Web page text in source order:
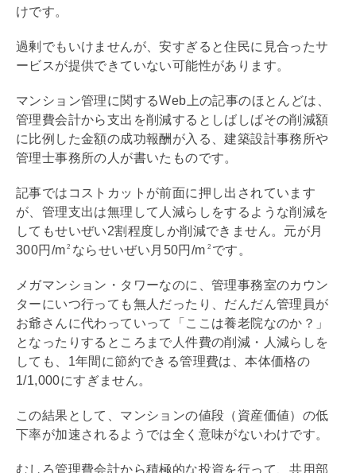
けです。
過剰でもいけませんが、安すぎると住民に見合ったサ
ービスが提供できていない可能性があります。
マンション管理に関するWeb上の記事のほとんどは、
管理費会計から支出を削減するとしばしばその削減額
に比例した金額の成功報酬が入る、建築設計事務所や
管理士事務所の人が書いたものです。
記事ではコストカットが前面に押し出されています
が、管理支出は無理して人減らしをするような削減を
してもせいぜい2割程度しか削減できません。元が月
300円/m 2 ならせいぜい月50円/m 2 です。
メガマンション・タワーなのに、管理事務室のカウン
ターにいつ行っても無人だったり、だんだん管理員が
お爺さんに代わっていって「ここは養老院なのか？」
となったりするところまで人件費の削減・人減らしを
しても、1年間に節約できる管理費は、本体価格の
1/1,000にすぎません。
この結果として、マンションの値段（資産価値）の低
下率が加速されるようでは全く意味がないわけです。
むしろ管理費会計から積極的な投資を行って、共用部